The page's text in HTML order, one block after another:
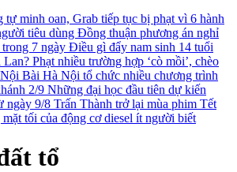
tự minh oan, Grab tiếp tục bị phạt vì 6 hành
tiêu dùng Đồng thuận phương án nghỉ
7 ngày Điều gì đẩy nam sinh 14 tuổi
Lan? Phạt nhiều trường hợp ‘cò mồi’, chèo
Bài Hà Nội tổ chức nhiều chương trình
2/9 Những đại học đầu tiên dự kiến
ngày 9/8 Trấn Thành trở lại mùa phim Tết
tối của động cơ diesel ít người biết
tổ